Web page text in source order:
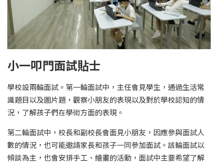
小一叩門面試貼士
學校設兩輪面試。第一輪面試中，主任會見學生，通過生活常
識題目以及圖片題，觀察小朋友的表現以及對於學校認知的情
況，了解孩子們在學術方面的表現。
第二輪面試中，校長和副校長會面見小朋友，因應參與面試人
數的情況，也可能邀請家長和孩子一同參加面試。該輪面試以
傾談為主，也會安排手工、繪畫的活動，面試中主要希望了解